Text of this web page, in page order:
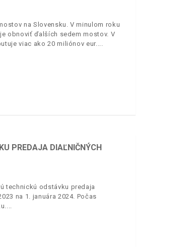
na Slovensku. V minulom roku
obnoviť ďalších sedem mostov. V
viac ako 20 miliónov eur.
PREDAJA DIAĽNIČNÝCH
technickú odstávku predaja
na 1. januára 2024. Počas